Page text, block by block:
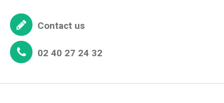
Contact us
02 40 27 24 32